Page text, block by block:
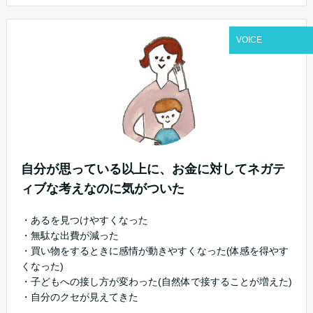
自分が思っている以上に、お金に対してネガテ
ィブな考えなのに気がついた
・あるを見つけやすくなった
・無駄な出費が減った
・買い物をするときに感情が動きやすくなった(体感を得やす
くなった)
・子どもへの接し方が変わった(自然体で接することが増えた)
・自分のクセが見えてきた
VOICE